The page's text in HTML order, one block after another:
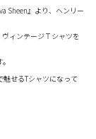
Sheen』より、ヘンリー
ィンテージＴシャツを
せるTシャツになって